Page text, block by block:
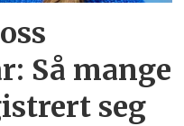
Så mange
seg